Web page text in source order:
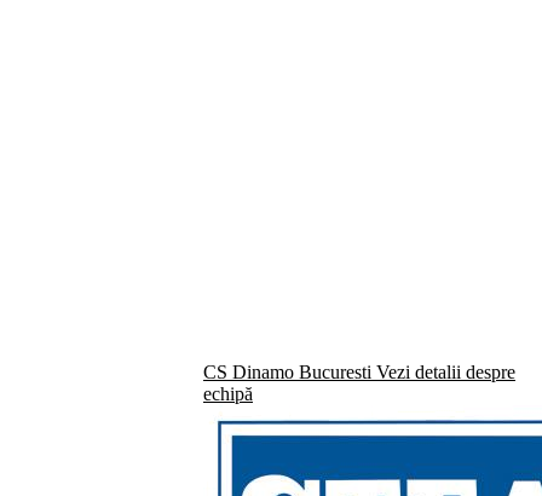
CS Dinamo Bucuresti Vezi detalii despre
echipă